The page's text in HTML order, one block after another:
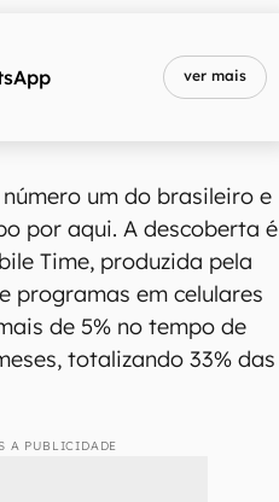
ver mais
um do brasileiro e
por aqui. A descoberta é
Time, produzida pela
programas em celulares
de 5% no tempo de
totalizando 33% das
A PUBLICIDADE